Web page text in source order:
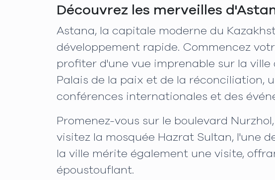
Découvrez les merveilles
Astana, la capitale moderne du
développement rapide. Commencez
profiter d'une vue imprenable sur la
Palais de la paix et de la réconciliation,
conférences internationales et des
Promenez-vous sur le boulevard
visitez la mosquée Hazrat Sultan, l'une
la ville mérite également une visite,
époustouflant.